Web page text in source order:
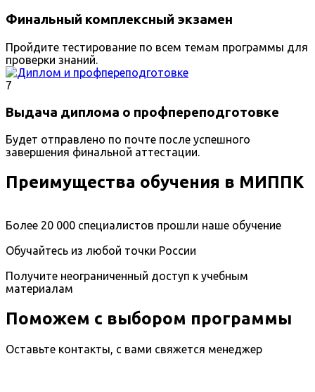
Финальный комплексный экзамен
Пройдите тестирование по всем темам программы для
проверки знаний.
7
Выдача диплома о профпереподготовке
Будет отправлено по почте после успешного
завершения финальной аттестации.
Преимущества обучения в МИППК
Более 20 000 специалистов прошли наше обучение
Обучайтесь из любой точки России
Получите неограниченный доступ к учебным
материалам
Поможем с выбором программы
Оставьте контакты, с вами свяжется менеджер